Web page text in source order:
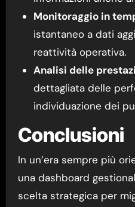
Monitoraggio in
istantaneo a dati
reattività operativa.
Analisi delle
dettagliata delle
individuazione dei
Conclusioni
In un’era sempre più
una dashboard
scelta strategica per